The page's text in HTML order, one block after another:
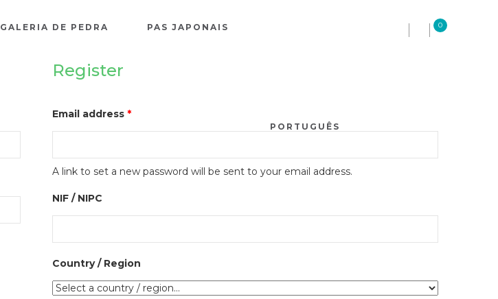
0
GALERIA DE PEDRA PAS JAPONAIS
PORTUGUÊS
Register
Email address *
A link to set a new password will be sent to your email address.
NIF / NIPC
Country / Region